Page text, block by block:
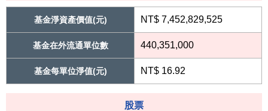
基金淨資產價值(元) NT$ 7,452,829,525
基金在外流通單位數 440,351,000
基金每單位淨值(元) NT$ 16.92
股票